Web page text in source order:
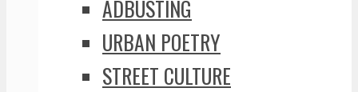
ADBUSTING
URBAN POETRY
STREET CULTURE